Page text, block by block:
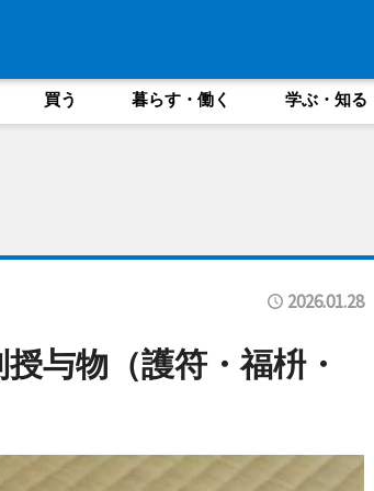
買う 暮らす・働く 学ぶ・知る
2026.01.28
与物（護符・福枡・